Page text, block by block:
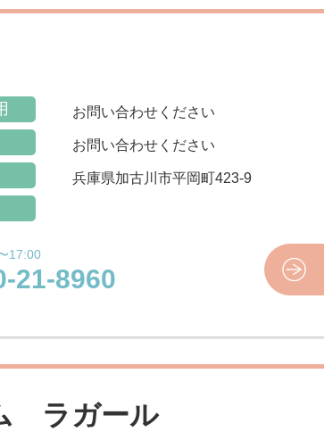
お問い合わせください
お問い合わせください
兵庫県加古川市平岡町423-9
17:00
21-8960
ラガール